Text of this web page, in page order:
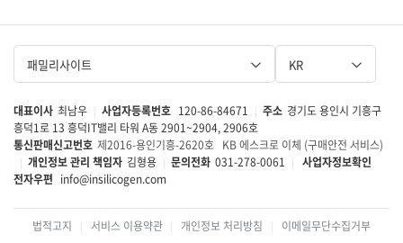
대표이사 최남우 사업자등록번호 120-86-84671 주소 경기도 용인시 기흥구
흥덕1로 13 흥덕IT밸리 타워 A동 2901~2904, 2906호
통신판매신고번호 제2016-용인기흥-2620호 KB 에스크로 이체 (구매안전 서비스)
개인정보 관리 책임자 김형용 문의전화 031-278-0061
사업자정보확인
전자우편 info@insilicogen.com
패밀리사이트 KR
법적고지 서비스 이용약관 개인정보 처리방침 이메일무단수집거부